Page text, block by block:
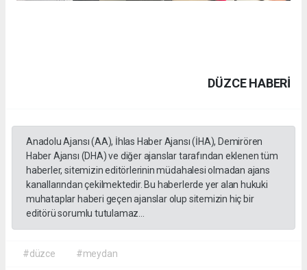
DÜZCE HABERİ
Anadolu Ajansı (AA), İhlas Haber Ajansı (İHA), Demirören
Haber Ajansı (DHA) ve diğer ajanslar tarafından eklenen tüm
haberler, sitemizin editörlerinin müdahalesi olmadan ajans
kanallarından çekilmektedir. Bu haberlerde yer alan hukuki
muhataplar haberi geçen ajanslar olup sitemizin hiç bir
editörü sorumlu tutulamaz...
#düzce #meydan